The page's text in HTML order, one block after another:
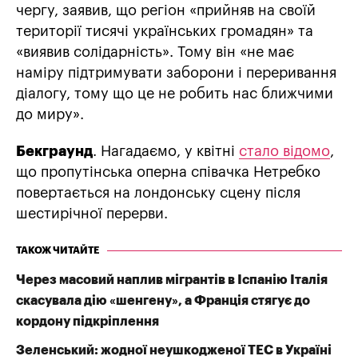
чергу, заявив, що регіон «прийняв на своїй
території тисячі українських громадян» та
«виявив солідарність». Тому він «не має
наміру підтримувати заборони і переривання
діалогу, тому що це не робить нас ближчими
до миру».
Бекграунд. Нагадаємо, у квітні стало відомо,
що пропутінська оперна співачка Нетребко
повертається на лондонську сцену після
шестирічної перерви.
ТАКОЖ ЧИТАЙТЕ
Через масовий наплив мігрантів в Іспанію Італія
скасувала дію «шенгену», а Франція стягує до
кордону підкріплення
Зеленський: жодної неушкодженої ТЕС в Україні